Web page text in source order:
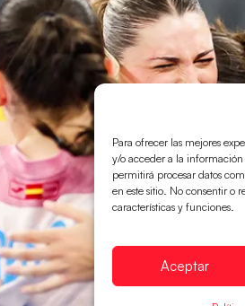
Para ofrecer las mejores
y/o acceder a la información
permitirá procesar datos
en este sitio. No consentir o
características y funciones.
Aceptar